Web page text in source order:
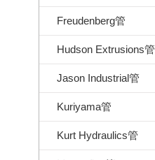
Freudenberg管
Hudson Extrusions管
Jason Industrial管
Kuriyama管
Kurt Hydraulics管